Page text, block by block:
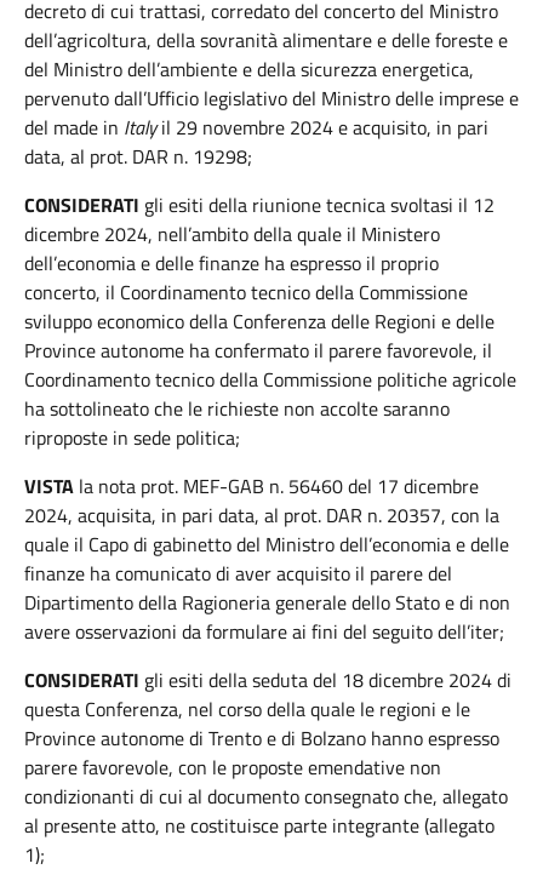
decreto di cui trattasi, corredato del concerto del Ministro
dell’agricoltura, della sovranità alimentare e delle foreste e
del Ministro dell’ambiente e della sicurezza energetica,
pervenuto dall’Ufficio legislativo del Ministro delle imprese e
del made in Italyil 29 novembre 2024 e acquisito, in pari
data, al prot. DAR n. 19298;
CONSIDERATI gli esiti della riunione tecnica svoltasi il 12
dicembre 2024, nell’ambito della quale il Ministero
dell’economia e delle finanze ha espresso il proprio
concerto, il Coordinamento tecnico della Commissione
sviluppo economico della Conferenza delle Regioni e delle
Province autonome ha confermato il parere favorevole, il
Coordinamento tecnico della Commissione politiche agricole
ha sottolineato che le richieste non accolte saranno
riproposte in sede politica;
VISTA la nota prot. MEF-GAB n. 56460 del 17 dicembre
2024, acquisita, in pari data, al prot. DAR n. 20357, con la
quale il Capo di gabinetto del Ministro dell’economia e delle
finanze ha comunicato di aver acquisito il parere del
Dipartimento della Ragioneria generale dello Stato e di non
avere osservazioni da formulare ai fini del seguito dell’iter;
CONSIDERATI gli esiti della seduta del 18 dicembre 2024 di
questa Conferenza, nel corso della quale le regioni e le
Province autonome di Trento e di Bolzano hanno espresso
parere favorevole, con le proposte emendative non
condizionanti di cui al documento consegnato che, allegato
al presente atto, ne costituisce parte integrante (allegato
1);